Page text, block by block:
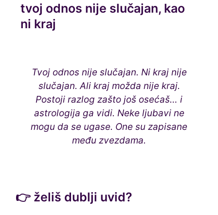
tvoj odnos nije slučajan, kao
ni kraj
Tvoj odnos nije slučajan. Ni kraj nije
slučajan. Ali kraj možda nije kraj.
Postoji razlog zašto još osećaš… i
astrologija ga vidi. Neke ljubavi ne
mogu da se ugase. One su zapisane
među zvezdama.
👉 želiš dublji uvid?